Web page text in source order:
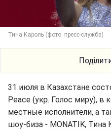
Тина Кароль (фото: пресс-служба)
31 июля в Казахстане
Peace (укр. Голос миру), в
местные исполнители, а
шоу-биза - MONATIK, Тина